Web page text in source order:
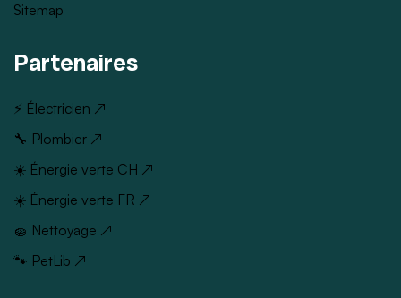
Sitemap
Partenaires
⚡ Électricien ↗
🔧 Plombier ↗
☀️ Énergie verte CH ↗
☀️ Énergie verte FR ↗
🧽 Nettoyage ↗
🐾 PetLib ↗